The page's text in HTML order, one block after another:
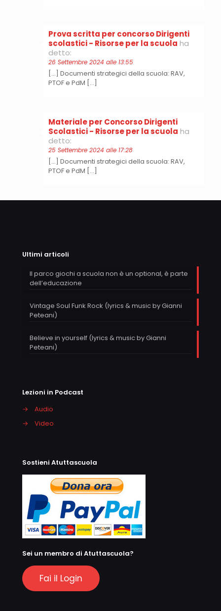
Prova scritta per concorso Dirigenti
scolastici - Risorse per la scuola ha
detto:
26 Settembre 2024 alle 13:55
[…] Documenti strategici della scuola: RAV,
PTOF e PdM […]
Materiale per Concorso Dirigenti
Scolastici - Risorse per la scuola ha
detto:
25 Settembre 2024 alle 17:28
[…] Documenti strategici della scuola: RAV,
PTOF e PdM […]
Ultimi articoli
Il parco giochi a scuola non è un optional, è parte
dell’educazione
Vintage Soul Funk Rock (lyrics & music by Gianni
Peteani)
Believe in yourself (lyrics & music by Gianni
Peteani)
Lezioni in Podcast
→
Audio
→
Video
Sostieni Atuttascuola
Sei un membro di Atuttascuola?
Fai il Login